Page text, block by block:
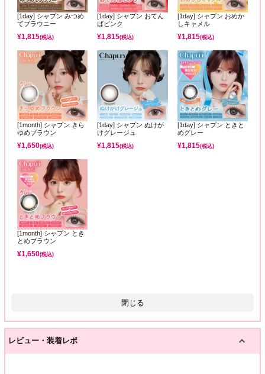
[1day] シャプン みつめ
てブラウニー
¥1,815(税込)
[1day] シャプン おてん
ばピンク
¥1,815(税込)
[1day] シャプン おめか
しキャメル
¥1,815(税込)
[1month] シャプン きら
ゆめブラウン
¥1,650(税込)
[1day] シャプン ぬけが
けグレージュ
¥1,815(税込)
[1day] シャプン ときと
めグレー
¥1,815(税込)
[1month] シャプン とき
とめブラウン
¥1,650(税込)
閉じる
レビュー・装着レポ